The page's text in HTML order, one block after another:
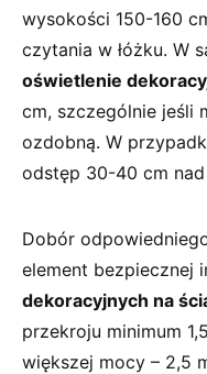
wysokości 150-160‌
czytania w ⁣łóżku.‍ W‌
oświetlenie​
cm, szczególnie jeśli
ozdobną. W
odstęp 30-40 cm nad
Dobór
element ‍bezpiecznej
dekoracyjnych na
⁤przekroju‌ minimum
większej⁤ mocy – 2,5